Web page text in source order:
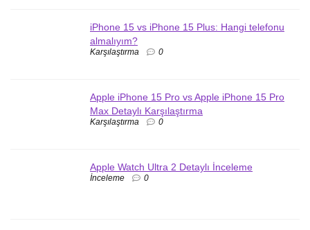
iPhone 15 vs iPhone 15 Plus: Hangi telefonu
almalıyım?
Karşılaştırma 0
Apple iPhone 15 Pro vs Apple iPhone 15 Pro
Max Detaylı Karşılaştırma
Karşılaştırma 0
Apple Watch Ultra 2 Detaylı İnceleme
İnceleme 0